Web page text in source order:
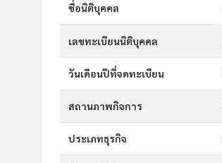
ชื่อนิติบุคคล
เลขทะเบียนนิติบุคคล
วันเดือนปีที่จดทะเบียน
สถานภาพกิจการ
ประเภทธุรกิจ